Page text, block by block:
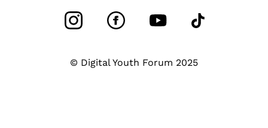
© Digital Youth Forum 2025